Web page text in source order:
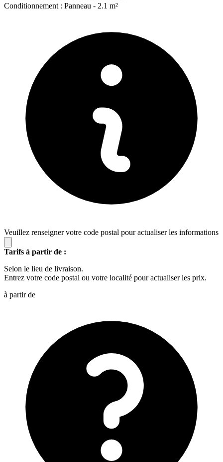
Conditionnement : Panneau - 2.1 m²
Veuillez renseigner votre code postal pour actualiser les informations
Tarifs à partir de :
Selon le lieu de livraison.
Entrez votre code postal ou votre localité pour actualiser les prix.
à partir de